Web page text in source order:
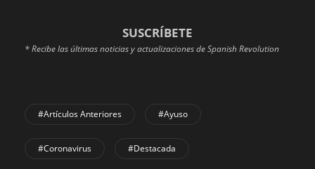
SUSCRÍBETE
* Recibe las últimas noticias y actualizaciones de Spanish Revolution
#Artículos Anteriores #Ayuso
#coronavirus #Destacada